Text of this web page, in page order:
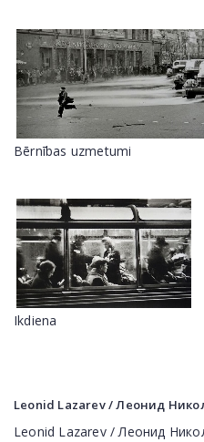
Bērnības uzmetumi
Ikdiena
Leonid Lazarev / Леонид
Leonid Lazarev / Леонид